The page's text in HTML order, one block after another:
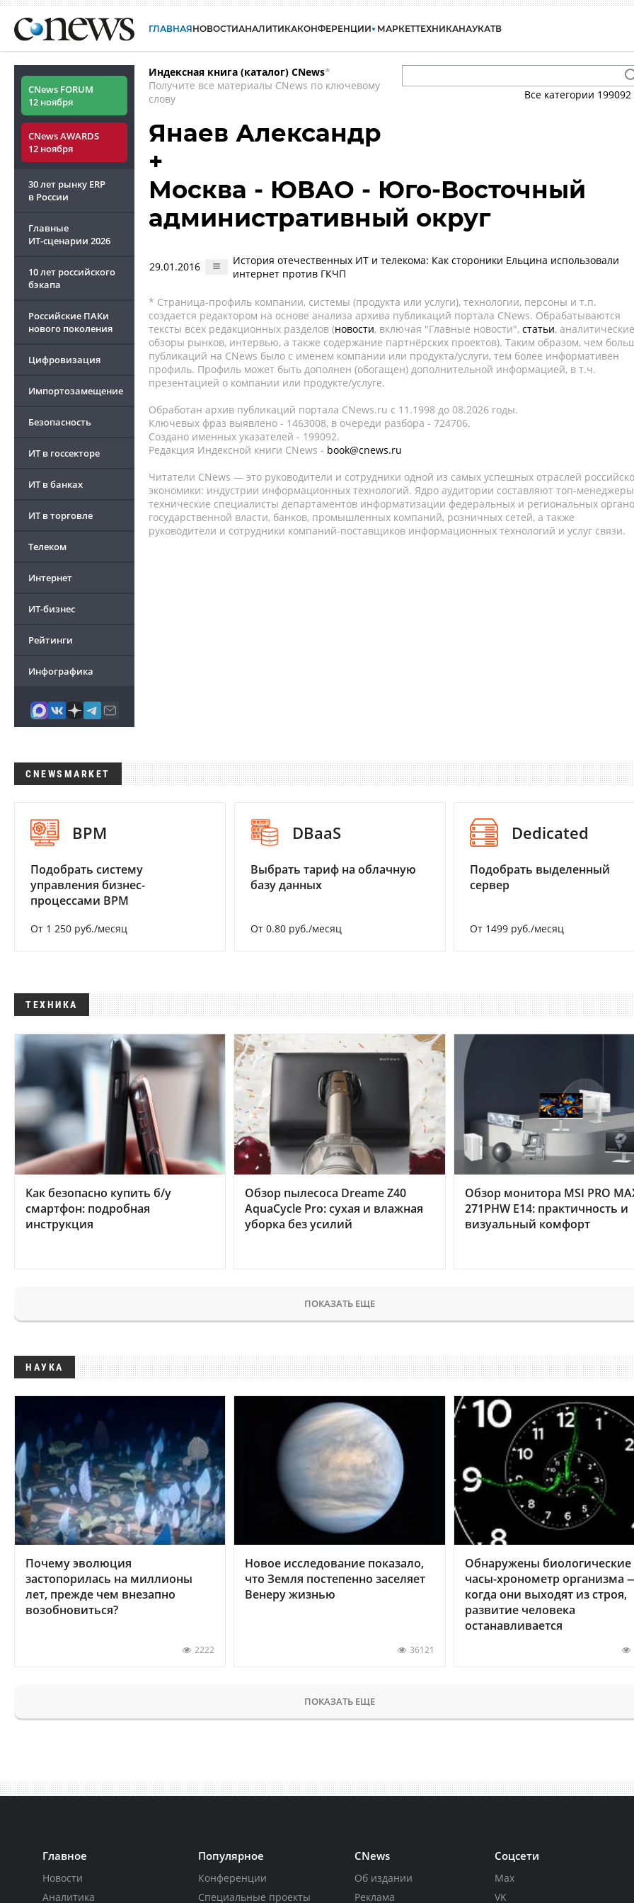
ГЛАВНАЯНОВОСТИАНАЛИТИКАКОНФЕРЕНЦИИ МАРКЕТТЕХНИКАНАУКАТВ
CNews FORUM
12 ноября
CNews AWARDS
12 ноября
30 лет рынку ERP
в России
Главные
ИТ-сценарии 2026
10 лет российского
бэкапа
Российские ПАКи
нового поколения
Цифровизация
Импортозамещение
Безопасность
ИТ в госсекторе
ИТ в банках
ИТ в торговле
Телеком
Интернет
ИТ-бизнес
Рейтинги
Инфографика
Индексная книга (каталог) CNews*
Получите все материалы CNews по ключевому
слову
Все категории 199092
Янаев Александр
+
Москва - ЮВАО - Юго-Восточный
административный округ
29.01.2016
История отечественных ИТ и телекома: Как стороники Ельцина использовали
интернет против ГКЧП
* Страница-профиль компании, системы (продукта или услуги), технологии, персоны и т.п.
создается редактором на основе анализа архива публикаций портала CNews. Обрабатываются
тексты всех редакционных разделов (новости, включая "Главные новости", статьи, аналитические
обзоры рынков, интервью, а также содержание партнёрских проектов). Таким образом, чем
публикаций на CNews было с именем компании или продукта/услуги, тем более информативен
профиль. Профиль может быть дополнен (обогащен) дополнительной информацией, в т.ч.
презентацией о компании или продукте/услуге.
Обработан архив публикаций портала CNews.ru c 11.1998 до 08.2026 годы.
Ключевых фраз выявлено - 1463008, в очереди разбора - 724706.
Создано именных указателей - 199092.
Редакция Индексной книги CNews - book@cnews.ru
Читатели CNews — это руководители и сотрудники одной из самых успешных отраслей
экономики: индустрии информационных технологий. Ядро аудитории составляют топ-
технические специалисты департаментов информатизации федеральных и региональных
государственной власти, банков, промышленных компаний, розничных сетей, а также
руководители и сотрудники компаний-поставщиков информационных технологий и услуг связи.
CNEWSMARKET
BPM
Подобрать систему
управления бизнес-
процессами BPM
От 1 250 руб./месяц
DBaaS
Выбрать тариф на облачную
базу данных
От 0.80 руб./месяц
Dedicated
Подобрать выделенный
сервер
От 1499 руб./месяц
ТЕХНИКА
Как безопасно купить б/у
смартфон: подробная
инструкция
Обзор пылесоса Dreame Z40
AquaCycle Pro: сухая и влажная
уборка без усилий
Обзор монитора MSI PRO
271PHW E14: практичность и
визуальный комфорт
ПОКАЗАТЬ ЕЩЕ
НАУКА
Почему эволюция
застопорилась на миллионы
лет, прежде чем внезапно
возобновиться?
2222
Новое исследование показало,
что Земля постепенно заселяет
Венеру жизнью
36121
Обнаружены биологические
часы-хронометр организма
когда они выходят из строя,
развитие человека
останавливается
ПОКАЗАТЬ ЕЩЕ
Главное
Новости
Аналитика
Популярное
Конференции
Специальные проекты
CNews
Об издании
Реклама
Соцсети
Max
VK